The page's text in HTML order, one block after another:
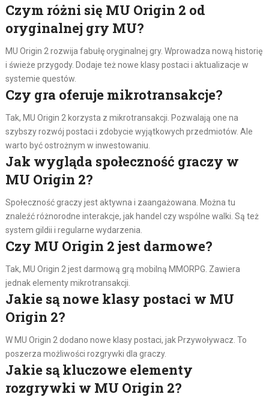
Czym różni się MU Origin 2 od
oryginalnej gry MU?
MU Origin 2 rozwija fabułę oryginalnej gry. Wprowadza nową historię
i świeże przygody. Dodaje też nowe klasy postaci i aktualizacje w
systemie questów.
Czy gra oferuje mikrotransakcje?
Tak, MU Origin 2 korzysta z mikrotransakcji. Pozwalają one na
szybszy rozwój postaci i zdobycie wyjątkowych przedmiotów. Ale
warto być ostrożnym w inwestowaniu.
Jak wygląda społeczność graczy w
MU Origin 2?
Społeczność graczy jest aktywna i zaangażowana. Można tu
znaleźć różnorodne interakcje, jak handel czy wspólne walki. Są też
system gildii i regularne wydarzenia.
Czy MU Origin 2 jest darmowe?
Tak, MU Origin 2 jest darmową grą mobilną MMORPG. Zawiera
jednak elementy mikrotransakcji.
Jakie są nowe klasy postaci w MU
Origin 2?
W MU Origin 2 dodano nowe klasy postaci, jak Przywoływacz. To
poszerza możliwości rozgrywki dla graczy.
Jakie są kluczowe elementy
rozgrywki w MU Origin 2?